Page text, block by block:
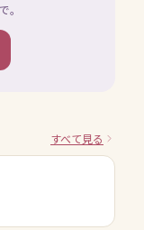
。
すべて見る